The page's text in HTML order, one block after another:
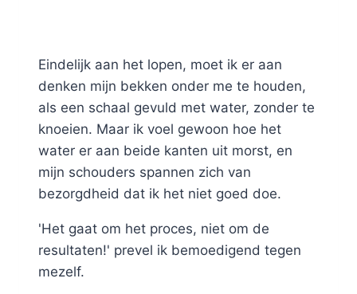
Eindelijk aan het lopen, moet ik er aan
denken mijn bekken onder me te houden,
als een schaal gevuld met water, zonder te
knoeien. Maar ik voel gewoon hoe het
water er aan beide kanten uit morst, en
mijn schouders spannen zich van
bezorgdheid dat ik het niet goed doe.
'Het gaat om het proces, niet om de
resultaten!' prevel ik bemoedigend tegen
mezelf.